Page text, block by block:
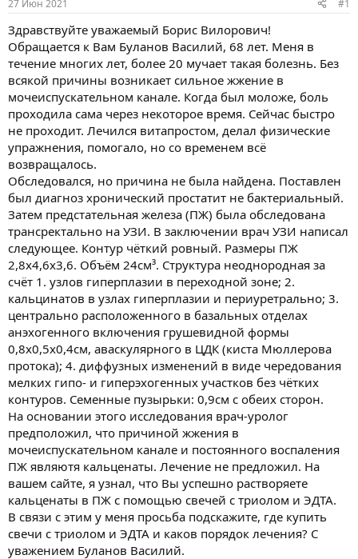
м
ы
а
л
а
27 Июн 2021 #1
Здравствуйте уважаемый Борис Вилорович!
Обращается к Вам Буланов Василий, 68 лет. Меня в
течение многих лет, более 20 мучает такая болезнь. Без
всякой причины возникает сильное жжение в
мочеиспускательном канале. Когда был моложе, боль
проходила сама через некоторое время. Сейчас быстро
не проходит. Лечился витапростом, делал физические
упражнения, помогало, но со временем всё
возвращалось.
Обследовался, но причина не была найдена. Поставлен
был диагноз хронический простатит не бактериальный.
Затем предстательная железа (ПЖ) была обследована
трансректально на УЗИ. В заключении врач УЗИ написал
следующее. Контур чёткий ровный. Размеры ПЖ
2,8х4,6х3,6. Объём 24см³. Структура неоднородная за
счёт 1. узлов гиперплазии в переходной зоне; 2.
кальцинатов в узлах гиперплазии и периуретрально; 3.
центрально расположенного в базальных отделах
анэхогенного включения грушевидной формы
0,8х0,5х0,4см, аваскулярного в ЦДК (киста Мюллерова
протока); 4. диффузных изменений в виде чередования
мелких гипо- и гиперэхогенных участков без чётких
контуров. Семенные пузырьки: 0,9см с обеих сторон.
На основании этого исследования врач-уролог
предположил, что причиной жжения в
мочеиспускательном канале и постоянного воспаления
ПЖ являютя кальценаты. Лечение не предложил. На
вашем сайте, я узнал, что Вы успешно растворяете
кальценаты в ПЖ с помощью свечей с триолом и ЭДТА.
В связи с этим у меня просьба подскажите, где купить
свечи с триолом и ЭДТА и каков порядок лечения? С
уважением Буланов Василий.